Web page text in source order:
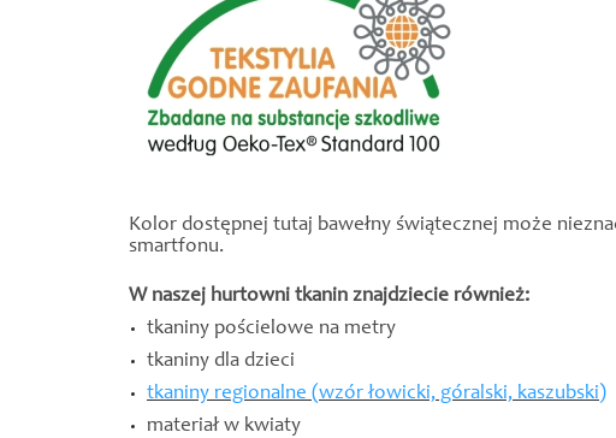
Kolor dostępnej tutaj bawełny świątecznej może
smartfonu.
W naszej hurtowni tkanin znajdziecie również:
tkaniny pościelowe na metry
tkaniny dla dzieci
tkaniny regionalne (wzór łowicki, góralski, kaszubski)
materiał w kwiaty